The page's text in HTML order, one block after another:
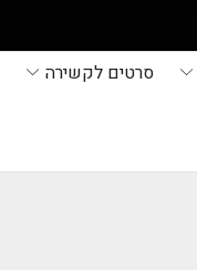
סרטים לקשירה